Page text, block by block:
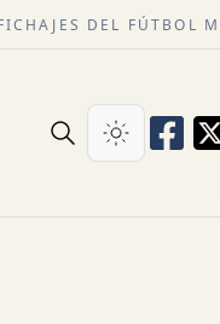
DEL FÚTBOL